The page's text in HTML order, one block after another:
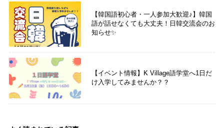
【韓国語初心者・一人参加大歓迎♪】韓国
語が話せなくても大丈夫！日韓交流会のお
知らせ✨
【イベント情報】K Village語学堂へ1日だ
け入学してみませんか？？